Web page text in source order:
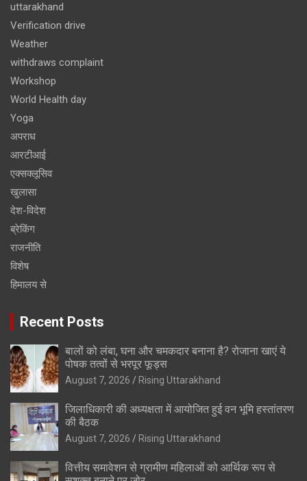
uttarakhand
Verification drive
Weather
withdraws complaint
Workshop
World Health day
Yoga
अपराध
आरटीआई
एक्सक्लूसिव
खुलासा
देश-विदेश
ब्रेकिंग
राजनीति
विशेष
हिमालय से
Recent Posts
बालों को लंबा, घना और चमकदार बनाना है? रोजाना खाएं ये
पोषक तत्वों से भरपूर फूड्स
August 7, 2026 Rising Uttarakhand
जिलाधिकारी की अध्यक्षता में आयोजित हुई वन भूमि हस्तांतरण
की बैठक
August 7, 2026 Rising Uttarakhand
वित्तीय समावेशन से ग्रामीण महिलाओं को आर्थिक रूप से